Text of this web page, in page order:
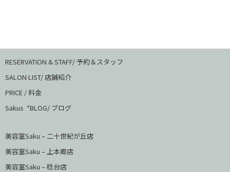
RESERVATION & STAFF/ 予約＆スタッフ
SALON LIST/ 店舗紹介
PRICE / 料金
Sakus *BLOG/ ブログ
美容室Saku – 二十世紀が丘店
美容室Saku – 上本郷店
美容室Saku –稔台店